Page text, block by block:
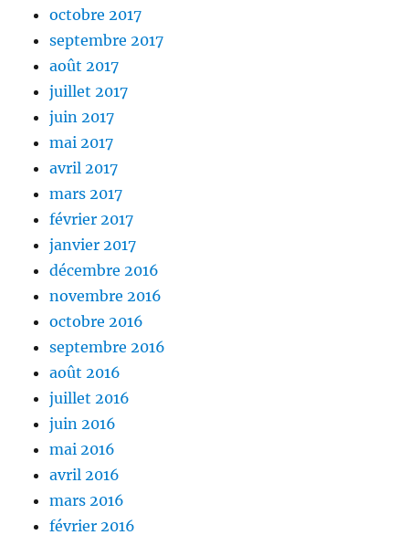
octobre 2017
septembre 2017
août 2017
juillet 2017
juin 2017
mai 2017
avril 2017
mars 2017
février 2017
janvier 2017
décembre 2016
novembre 2016
octobre 2016
septembre 2016
août 2016
juillet 2016
juin 2016
mai 2016
avril 2016
mars 2016
février 2016